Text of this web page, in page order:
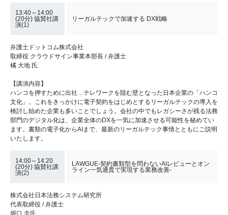
13:40～14:00
(20分) 協賛社講
演(1)
リーガルテックで加速する DX戦略
弁護士ドットコム株式会社
取締役 クラウドサイン事業本部長 / 弁護士
橘 大地 氏
【講演内容】
ハンコを押すために出社…テレワークを阻む壁となった日本企業の「ハンコ
文化」。これをきっかけに電子契約をはじめとするリーガルテックの導入を
検討し始めた企業も多いことでしょう。会社の中でもレガシーさが残る法務
部門のデジタル化は、企業全体のDXを一気に加速させる可能性を秘めてい
ます。書類の電子化からAIまで、最新のリーガルテック事情とともにご説明
いたします。
14:00～14:20
(20分) 協賛社講
演(2)
LAWGUE-契約書類型を問わないAIレビューとオン
ライン一気通貫で実現する業務改善-
株式会社日本法務システム研究所
代表取締役 / 弁護士
堀口 圭氏